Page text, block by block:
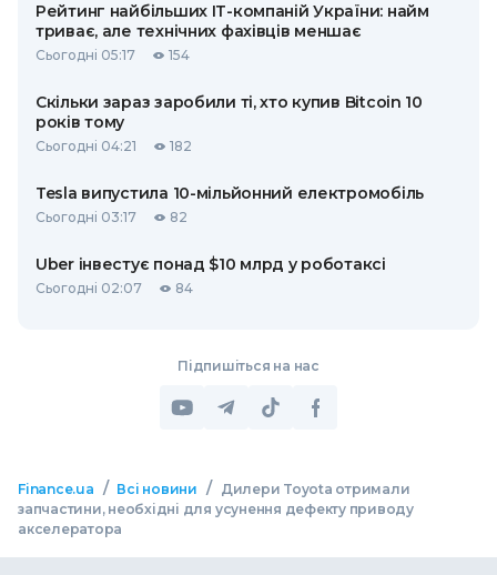
Рейтинг найбільших ІТ-компаній України: найм
триває, але технічних фахівців меншає
Сьогодні 05:17 154
Скільки зараз заробили ті, хто купив Bitcoin 10
років тому
Сьогодні 04:21 182
Tesla випустила 10-мільйонний електромобіль
Сьогодні 03:17 82
Uber інвестує понад $10 млрд у роботаксі
Сьогодні 02:07 84
Підпишіться на нас
Finance.ua / Всі новини /
Дилери Toyota отримали
запчастини, необхідні для усунення дефекту приводу
акселератора